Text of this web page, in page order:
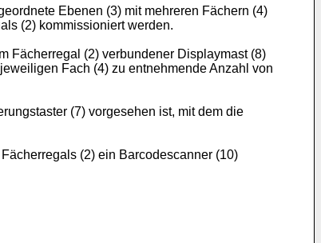
Ebenen (3) mit mehreren Fächern (4)
(2) kommissioniert werden.
Fächerregal (2) verbundener Displaymast (8)
Fach (4) zu entnehmende Anzahl von
(7) vorgesehen ist, mit dem die
(2) ein Barcodescanner (10)